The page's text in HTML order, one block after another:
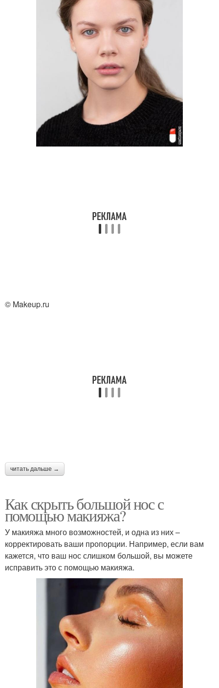
© Makeup.ru
читать дальше →
Как скрыть большой нос с
помощью макияжа?
У макияжа много возможностей, и одна из них –
корректировать ваши пропорции. Например, если вам
кажется, что ваш нос слишком большой, вы можете
исправить это с помощью макияжа.